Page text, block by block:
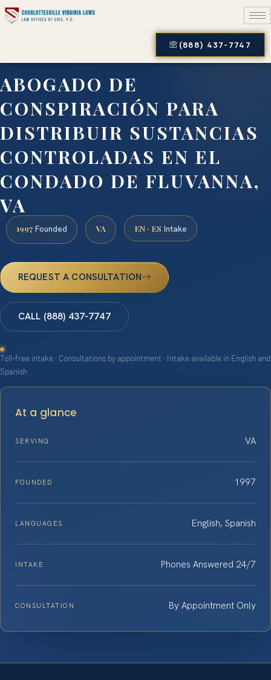
(888) 437-7747
ABOGADO DE
CONSPIRACIÓN PARA
DISTRIBUIR SUSTANCIAS
CONTROLADAS EN EL
CONDADO DE FLUVANNA,
VA
1997 Founded VA EN · ES Intake
REQUEST A CONSULTATION
CALL (888) 437-7747
Toll-free intake · Consultations by appointment · Intake available in English and
Spanish
At a glance
SERVING VA
FOUNDED 1997
LANGUAGES English, Spanish
INTAKE Phones Answered 24/7
CONSULTATION By Appointment Only